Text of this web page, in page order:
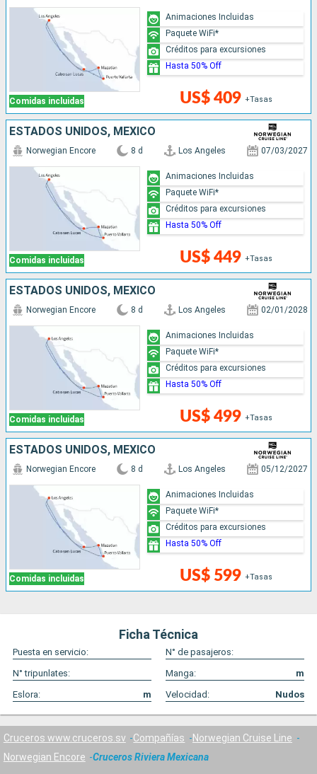
Comidas incluidas US$ 409 +Tasas
Animaciones Incluidas
Paquete WiFi*
Créditos para excursiones
Hasta 50% Off
ESTADOS UNIDOS, MÉXICO
Comidas incluidas
Norwegian Encore 8 d Los Angeles 07/03/2027
US$ 449 +Tasas
Animaciones Incluidas
Paquete WiFi*
Créditos para excursiones
Hasta 50% Off
ESTADOS UNIDOS, MÉXICO
Comidas incluidas
Norwegian Encore 8 d Los Angeles 02/01/2028
US$ 499 +Tasas
Animaciones Incluidas
Paquete WiFi*
Créditos para excursiones
Hasta 50% Off
ESTADOS UNIDOS, MÉXICO
Comidas incluidas
Norwegian Encore 8 d Los Angeles 05/12/2027
US$ 599 +Tasas
Animaciones Incluidas
Paquete WiFi*
Créditos para excursiones
Hasta 50% Off
Ficha Técnica
Puesta en servicio:
N° de pasajeros:
N° tripunlates:
Manga:
m
Eslora:
m Velocidad: Nudos
Cruceros www.cruceros.sv Compañías
Norwegian Cruise Line
Norwegian Encore
Cruceros Riviera Mexicana